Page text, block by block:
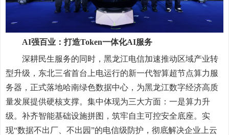
AI强百业：打造Token一体化AI服务
深耕民生服务的同时，黑龙江电信加速推动区域产业转
型升级，东北三省首台上电运行的新一代智算超节点算力服
务器，正式落地哈南绿色数据中心，为黑龙江数字经济高质
量发展提供硬核支撑。集中体现为三大方面：一是算力升
级。补齐智能基础设施拼图，筑牢自主可控安全底座。实
现“数据不出厂、不出园”的电信级防护，彻底解决企业上云